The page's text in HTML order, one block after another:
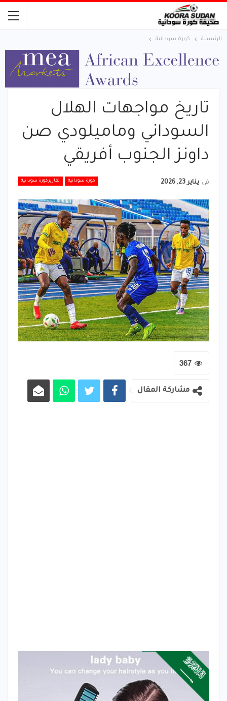
الرئيسية كورة سودانية
تاريخ مواجهات الهلال
السوداني وماميلودي صن
داونز الجنوب أفريقي
كورة سودانية تقارير كورة سودانية في يناير 23, 2026
367
مشاركة المقال